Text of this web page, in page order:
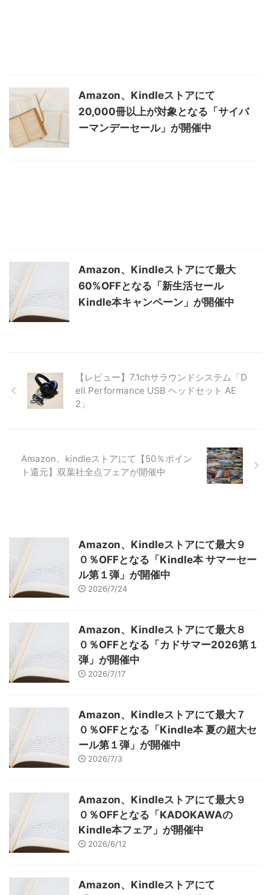
Amazon、Kindleストアにて
20,000冊以上が対象となる「サイバ
ーマンデーセール」が開催中
Amazon、Kindleストアにて最大
60%OFFとなる「新生活セール
Kindle本キャンペーン」が開催中
【レビュー】7.1chサラウンドシステム「D
ell Performance USB ヘッドセット AE
2」
Amazon、kindleストアにて【50％ポイン
ト還元】双葉社全点フェアが開催中
Amazon、Kindleストアにて最大９
０％OFFとなる「Kindle本 サマーセー
ル第１弾」が開催中
2026/7/24
Amazon、Kindleストアにて最大８
０％OFFとなる「カドサマー2026第１
弾」が開催中
2026/7/17
Amazon、Kindleストアにて最大７
０％OFFとなる「Kindle本 夏の超大セ
ール第１弾」が開催中
2026/7/3
Amazon、Kindleストアにて最大９
０％OFFとなる「KADOKAWAの
Kindle本フェア」が開催中
2026/6/12
Amazon、Kindleストアにて